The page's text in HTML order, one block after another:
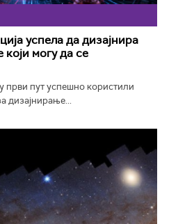
успела да дизајнира
могу да се
први пут успешно користили
дизајнирање...